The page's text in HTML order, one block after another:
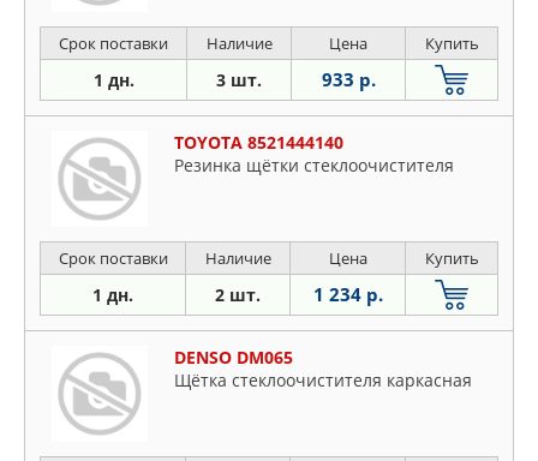
Срок поставки Наличие Цена Купить
1 дн. 3 шт. 933 р.
TOYOTA 8521444140
Резинка щётки стеклоочистителя
Срок поставки Наличие Цена Купить
1 дн. 2 шт. 1 234 р.
DENSO DM065
Щётка стеклоочистителя каркасная